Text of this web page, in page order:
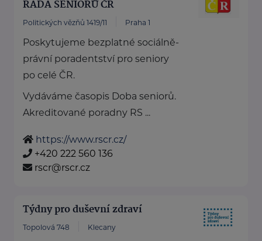
RADA SENIORŮ ČR
Politických vězňů 1419/11 Praha 1
Poskytujeme bezplatné sociálně-
právní poradentství pro seniory
po celé ČR.
Vydáváme časopis Doba seniorů.
Akreditované poradny RS ...
https://www.rscr.cz/
+420 222 560 136
rscr@rscr.cz
Týdny pro duševní zdraví
Topolová 748 Klecany